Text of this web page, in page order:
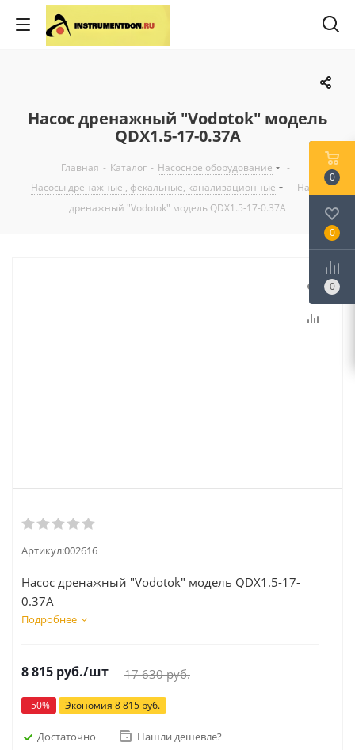
Насос дренажный "Vodotok" модель
QDX1.5-17-0.37A
Главная - Каталог - Насосное оборудование
-
Насосы дренажные , фекальные, канализационные
- Насос
дренажный "Vodotok" модель QDX1.5-17-0.37A
Артикул:002616
Насос дренажный "Vodotok" модель QDX1.5-17-
0.37A
Подробнее
8 815 руб./шт 17 630руб.
-50% Экономия 8 815 руб.
Достаточно Нашли дешевле?
0
0
0